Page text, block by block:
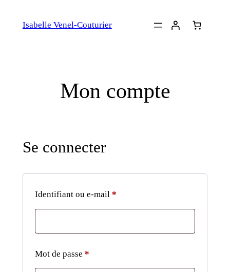
Isabelle Venel-Couturier
Mon compte
Se connecter
Identifiant ou e-mail *
Mot de passe *